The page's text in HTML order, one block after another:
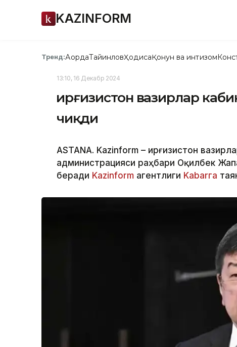
KAZINFORM
Тренд:АқордаТайинловҲодисаҚонун ва интизом
13:10, 16 Декабр 2024
Қирғизистон вазирлар
чиқди
ASTANA. Kazinform – Қирғизистон
администрацияси раҳбари Оқилбек
беради Kazinform агентлиги Kabarга